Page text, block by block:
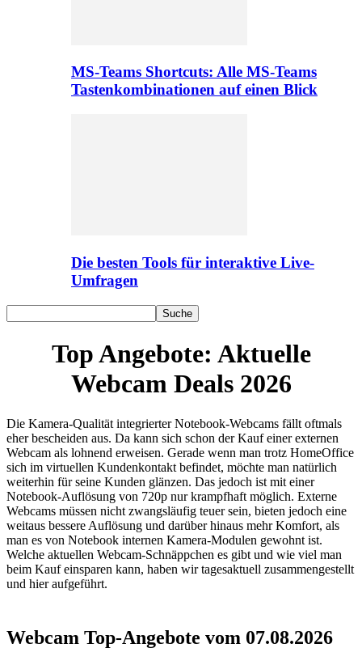
MS-Teams Shortcuts: Alle MS-Teams
Tastenkombinationen auf einen Blick
Die besten Tools für interaktive Live-
Umfragen
Top Angebote: Aktuelle
Webcam Deals 2026
Die Kamera-Qualität integrierter Notebook-Webcams fällt oftmals
eher bescheiden aus. Da kann sich schon der Kauf einer externen
Webcam als lohnend erweisen. Gerade wenn man trotz HomeOffice
sich im virtuellen Kundenkontakt befindet, möchte man natürlich
weiterhin für seine Kunden glänzen. Das jedoch ist mit einer
Notebook-Auflösung von 720p nur krampfhaft möglich. Externe
Webcams müssen nicht zwangsläufig teuer sein, bieten jedoch eine
weitaus bessere Auflösung und darüber hinaus mehr Komfort, als
man es von Notebook internen Kamera-Modulen gewohnt ist.
Welche aktuellen Webcam-Schnäppchen es gibt und wie viel man
beim Kauf einsparen kann, haben wir tagesaktuell zusammengestellt
und hier aufgeführt.
Webcam Top-Angebote vom 07.08.2026